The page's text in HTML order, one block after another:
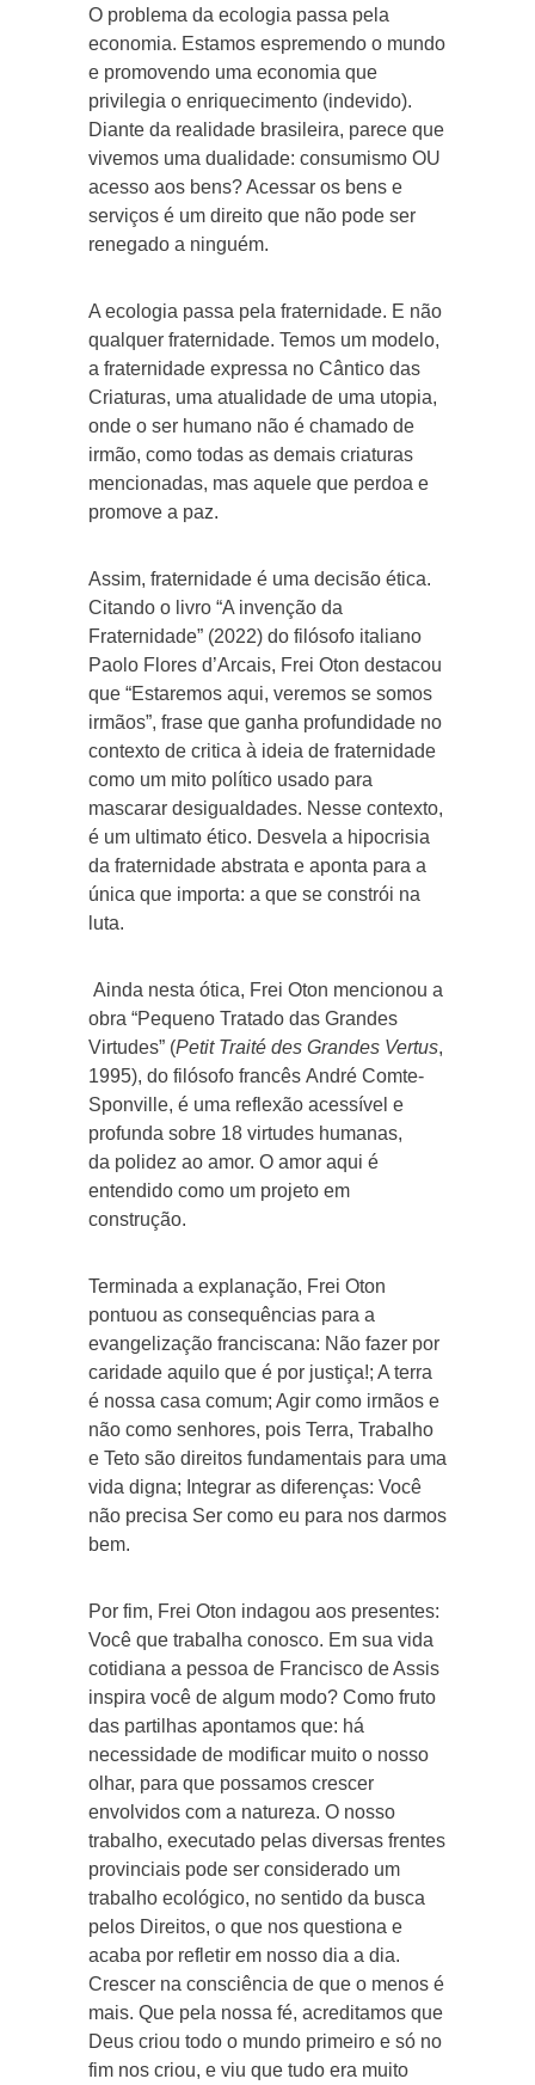
O problema da ecologia passa pela
economia. Estamos espremendo o mundo
e promovendo uma economia que
privilegia o enriquecimento (indevido).
Diante da realidade brasileira, parece que
vivemos uma dualidade: consumismo OU
acesso aos bens? Acessar os bens e
serviços é um direito que não pode ser
renegado a ninguém.
A ecologia passa pela fraternidade. E não
qualquer fraternidade. Temos um modelo,
a fraternidade expressa no Cântico das
Criaturas, uma atualidade de uma utopia,
onde o ser humano não é chamado de
irmão, como todas as demais criaturas
mencionadas, mas aquele que perdoa e
promove a paz.
Assim, fraternidade é uma decisão ética.
Citando o livro “A invenção da
Fraternidade” (2022) do filósofo italiano
Paolo Flores d’Arcais, Frei Oton destacou
que “Estaremos aqui, veremos se somos
irmãos”, frase que ganha profundidade no
contexto de critica à ideia de fraternidade
como um mito político usado para
mascarar desigualdades. Nesse contexto,
é um ultimato ético. Desvela a hipocrisia
da fraternidade abstrata e aponta para a
única que importa: a que se constrói na
luta.
Ainda nesta ótica, Frei Oton mencionou a
obra “Pequeno Tratado das Grandes
Virtudes” (Petit Traité des Grandes Vertus,
1995), do filósofo francês André Comte-
Sponville, é uma reflexão acessível e
profunda sobre 18 virtudes humanas,
da polidez ao amor. O amor aqui é
entendido como um projeto em
construção.
Terminada a explanação, Frei Oton
pontuou as consequências para a
evangelização franciscana: Não fazer por
caridade aquilo que é por justiça!; A terra
é nossa casa comum; Agir como irmãos e
não como senhores, pois Terra, Trabalho
e Teto são direitos fundamentais para uma
vida digna; Integrar as diferenças: Você
não precisa Ser como eu para nos darmos
bem.
Por fim, Frei Oton indagou aos presentes:
Você que trabalha conosco. Em sua vida
cotidiana a pessoa de Francisco de Assis
inspira você de algum modo? Como fruto
das partilhas apontamos que: há
necessidade de modificar muito o nosso
olhar, para que possamos crescer
envolvidos com a natureza. O nosso
trabalho, executado pelas diversas frentes
provinciais pode ser considerado um
trabalho ecológico, no sentido da busca
pelos Direitos, o que nos questiona e
acaba por refletir em nosso dia a dia.
Crescer na consciência de que o menos é
mais. Que pela nossa fé, acreditamos que
Deus criou todo o mundo primeiro e só no
fim nos criou, e viu que tudo era muito